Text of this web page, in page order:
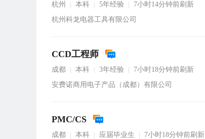
杭州 本科 5年经验
7小时14分钟前刷新
杭州科龙电器工具有限公司
CCD工程师
成都 本科 3年经验
7小时18分钟前刷新
安费诺商用电子产品（成都）有限公司
PMC/CS
成都 本科 应届毕业生
7小时18分钟前刷新